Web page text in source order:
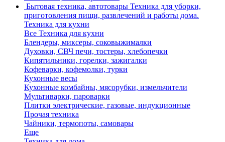
Бытовая техника, автотовары Техника для уборки,
приготовления пищи, развлечений и работы дома.
Техника для кухни
Все Техника для кухни
Блендеры, миксеры, соковыжималки
Духовки, СВЧ печи, тостеры, хлебопечки
Кипятильники, горелки, зажигалки
Кофеварки, кофемолки, турки
Кухонные весы
Кухонные комбайны, мясорубки, измельчители
Мультиварки, пароварки
Плитки электрические, газовые, индукционные
Прочая техника
Чайники, термопоты, самовары
Еще